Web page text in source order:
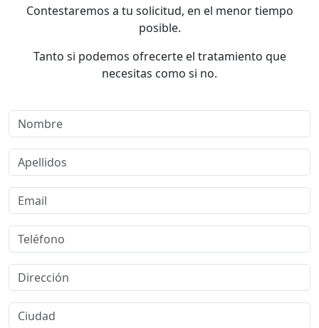
Contestaremos a tu solicitud, en el menor tiempo
posible.
Tanto si podemos ofrecerte el tratamiento que
necesitas como si no.